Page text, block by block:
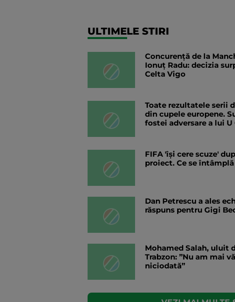
ULTIMELE STIRI
Concurență de la
Ionuț Radu: decizia
Celta Vigo
Toate rezultatele serii
din cupele europene.
fostei adversare a lui U
FIFA 'își cere scuze'
proiect. Ce se
Dan Petrescu a ales
răspuns pentru Gigi
Mohamed Salah, uluit
Trabzon: ”Nu am mai
niciodată”